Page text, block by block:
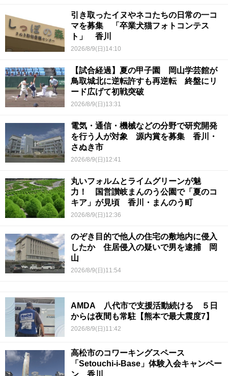
引き取ったイヌやネコたちの日常の一コ
マを募集 「卒業犬猫フォトコンテス
ト」 香川
2026/8/9(日)14:10
【試合経過】夏の甲子園 岡山学芸館が
鳥取城北に逆転許すも再逆転 終盤にリ
ード広げて初戦突破
2026/8/9(日)13:31
電気・通信・機械などの分野で研究開発
を行う人が対象 源内賞を募集 香川・
さぬき市
2026/8/9(日)12:41
丸いフォルムとライムグリーンが魅
力！ 国営讃岐まんのう公園で「夏のコ
キア」が見頃 香川・まんのう町
2026/8/9(日)12:36
のぞき目的で他人の住宅の敷地内に侵入
したか 住居侵入の疑いで男を逮捕 岡
山
2026/8/9(日)11:54
AMDA 八代市で支援活動続ける ５日
からは夜間も常駐【熊本で最大震度7】
2026/8/9(日)11:42
高松市のコワーキングスペース
「Setouchi-i-Base」体験入会キャンペー
ン 香川